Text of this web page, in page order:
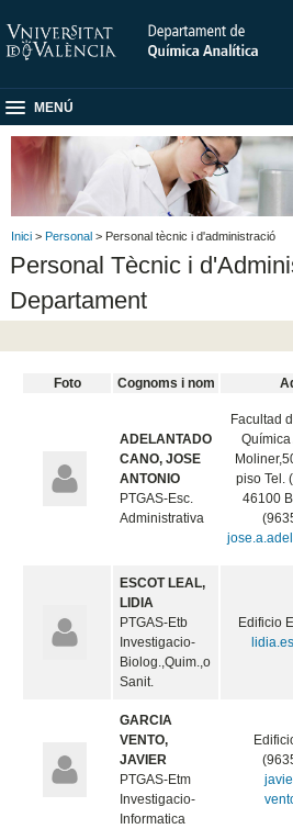
MENÚ
Inici > Personal > Personal tècnic i d'administració
Personal Tècnic i
Departament
Foto Cognoms i nom
ADELANTADO
CANO, JOSE
ANTONIO
PTGAS-Esc.
Administrativa
Facultad
piso Tel.
46100
ESCOT LEAL,
LIDIA
PTGAS-Etb
Investigacio-
Biolog.,Quim.,o
Sanit.
Edificio
GARCIA
VENTO,
JAVIER
PTGAS-Etm
Investigacio-
Informatica